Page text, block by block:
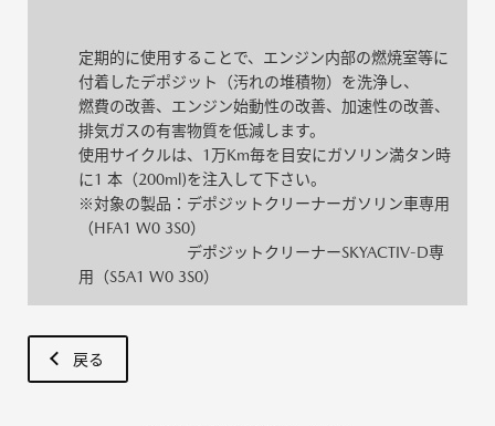
定期的に使用することで、エンジン内部の燃焼室等に
付着したデポジット（汚れの堆積物）を洗浄し、
燃費の改善、エンジン始動性の改善、加速性の改善、
排気ガスの有害物質を低減します。
使用サイクルは、1万Km毎を目安にガソリン満タン時
に1 本（200ml)を注入して下さい。
※対象の製品：デポジットクリーナーガソリン車専用
（HFA1 W0 3S0）
デポジットクリーナーSKYACTIV-D専
用（S5A1 W0 3S0）
戻る